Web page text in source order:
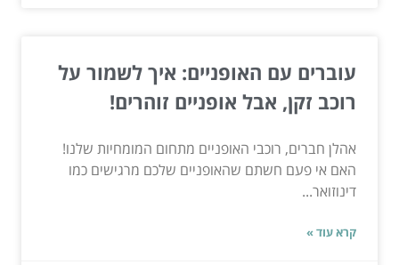
עוברים עם האופניים: איך לשמור על
רוכב זקן, אבל אופניים זוהרים!
אהלן חברים, רוכבי האופניים מתחום המומחיות שלנו!
האם אי פעם חשתם שהאופניים שלכם מרגישים כמו
דינוזואר...
קרא עוד »